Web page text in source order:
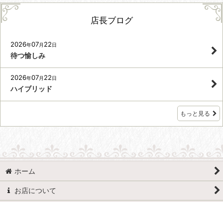
店長ブログ
2026年07月 22日
待つ愉しみ
2026年07月 22日
ハイブリッド
もっと見る
ホーム
お店について